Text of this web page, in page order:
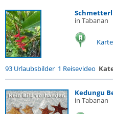
in Tabanan
Karte
93 Urlaubsbilder 1 Reisevideo
Kedungu
in Tabanan